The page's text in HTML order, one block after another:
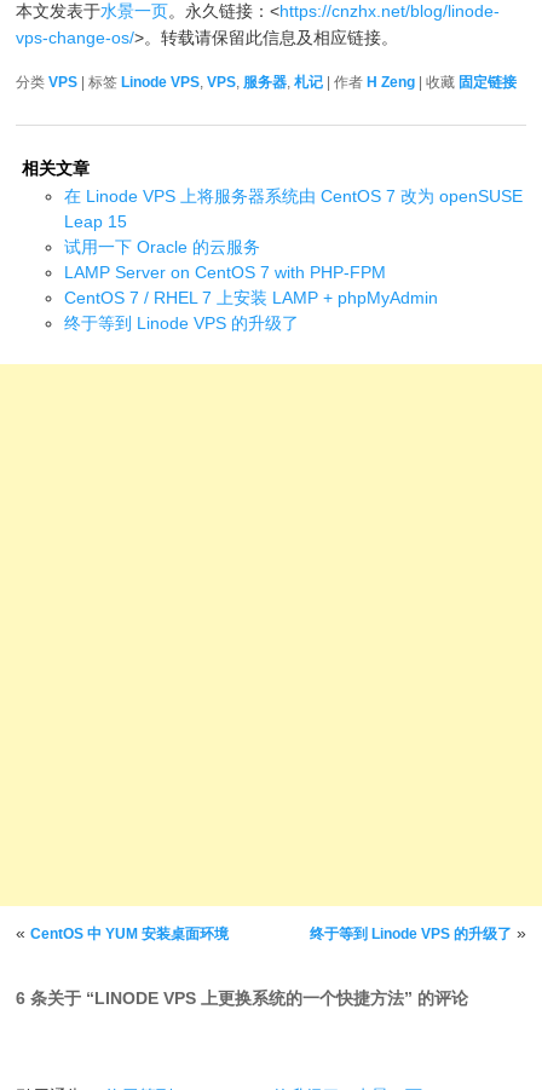
本文发表于水景一页。永久链接：<https://cnzhx.net/blog/linode-
vps-change-os/>。转载请保留此信息及相应链接。
分类VPS | 标签 Linode VPS,VPS, 服务器,札记 | 作者 H Zeng | 收藏 固定链接
相关文章
在 Linode VPS 上将服务器系统由 CentOS 7 改为 openSUSE
Leap 15
试用一下 Oracle 的云服务
LAMP Server on CentOS 7 with PHP-FPM
CentOS 7 / RHEL 7 上安装 LAMP + phpMyAdmin
终于等到 Linode VPS 的升级了
文章导航
«CentOS 中 YUM 安装桌面环境 终于等到 Linode VPS 的升级了 »
6 条关于 “LINODE VPS 上更换系统的一个快捷方法” 的评论